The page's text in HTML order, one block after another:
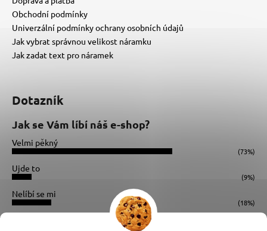
Obchodní podmínky
Univerzální podmínky ochrany osobních údajů
Jak vybrat správnou velikost náramku
Jak zadat text pro náramek
Dotazník
Jak se Vám líbí náš e-shop?
Velmi pěkný
(73%)
Ujde to
(9%)
Nelíbí se mi
(18%)